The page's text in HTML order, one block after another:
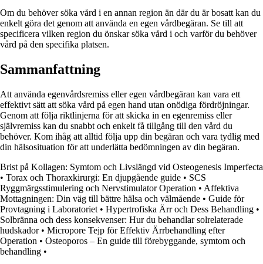
Om du behöver söka vård i en annan region än där du är bosatt kan du
enkelt göra det genom att använda en egen vårdbegäran. Se till att
specificera vilken region du önskar söka vård i och varför du behöver
vård på den specifika platsen.
Sammanfattning
Att använda egenvårdsremiss eller egen vårdbegäran kan vara ett
effektivt sätt att söka vård på egen hand utan onödiga fördröjningar.
Genom att följa riktlinjerna för att skicka in en egenremiss eller
självremiss kan du snabbt och enkelt få tillgång till den vård du
behöver. Kom ihåg att alltid följa upp din begäran och vara tydlig med
din hälsosituation för att underlätta bedömningen av din begäran.
Brist på Kollagen: Symtom och Livslängd vid Osteogenesis Imperfecta
• Torax och Thoraxkirurgi: En djupgående guide • SCS
Ryggmärgsstimulering och Nervstimulator Operation • Affektiva
Mottagningen: Din väg till bättre hälsa och välmående • Guide för
Provtagning i Laboratoriet • Hypertrofiska Ärr och Dess Behandling •
Solbränna och dess konsekvenser: Hur du behandlar solrelaterade
hudskador• Micropore Tejp för Effektiv Ärrbehandling efter
Operation • Osteoporos – En guide till förebyggande, symtom och
behandling •